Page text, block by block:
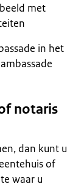
met
in het
notaris
dan kunt u
of
waar u